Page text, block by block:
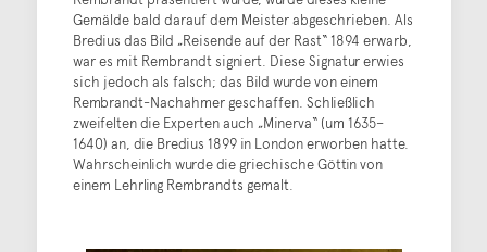
Gemälde bald darauf dem Meister abgeschrieben. Als
Bredius das Bild „Reisende auf der Rast“ 1894 erwarb,
war es mit Rembrandt signiert. Diese Signatur erwies
sich jedoch als falsch; das Bild wurde von einem
Rembrandt-Nachahmer geschaffen. Schließlich
zweifelten die Experten auch „Minerva“ (um 1635–
1640) an, die Bredius 1899 in London erworben hatte.
Wahrscheinlich wurde die griechische Göttin von
einem Lehrling Rembrandts gemalt.